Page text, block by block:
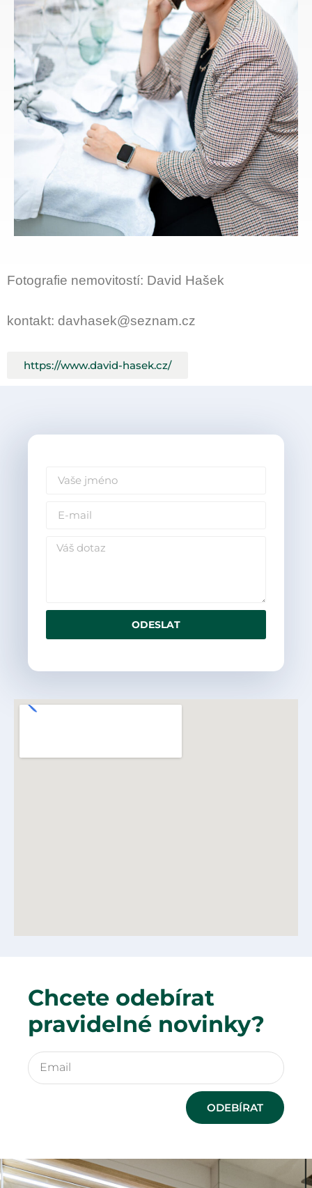
Fotografie nemovitostí: David Hašek
kontakt: davhasek@seznam.cz
https://www.david-hasek.cz/
ODESLAT
Chcete odebírat
pravidelné novinky?
ODEBÍRAT